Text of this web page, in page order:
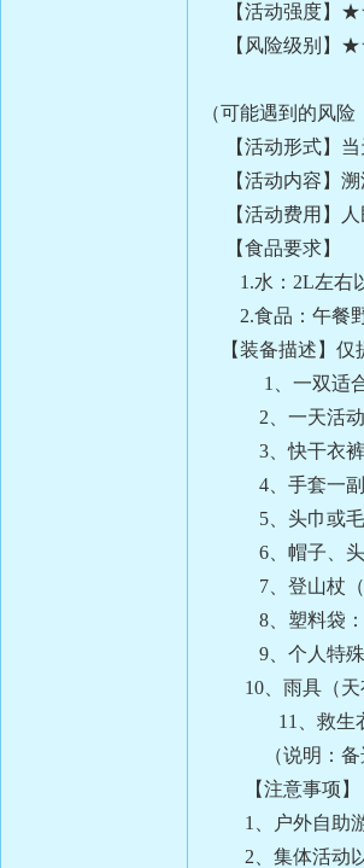
【活动强度】
【风险级别
（可能遇到的风
【活动形式】当
【活动内容】溯
【活动费用】
【食品要求】
1.水：2L左右
2.食品：午餐野
【装备描述】
1、一双适合户
2、一天活动大
3、快干衣裤或
4、手套一副（
5、头巾或毛巾
6、帽子、头盔
7、登山杖（可
8、塑料袋：
9、个人特殊
10、雨具（天
11
、救
（说明：备选
【注意事项】
1、户外自助游
2、集体活动以